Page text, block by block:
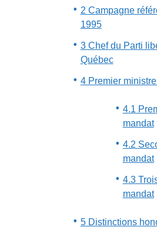
2 Campagne
1995
3 Chef du Parti
Québec
4 Premier
4.1
mandat
4.2
mandat
4.3
mandat
5 Distinctions